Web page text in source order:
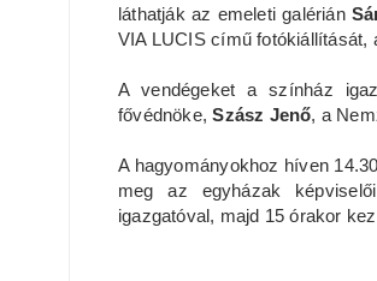
láthatják az emeleti galérián
VIA LUCIS című fotókiállítását,
A vendégeket a színház
fővédnöke,Szász Jenő, a
A hagyományokhoz híven
meg az egyházak
igazgatóval, majd 15 órakor